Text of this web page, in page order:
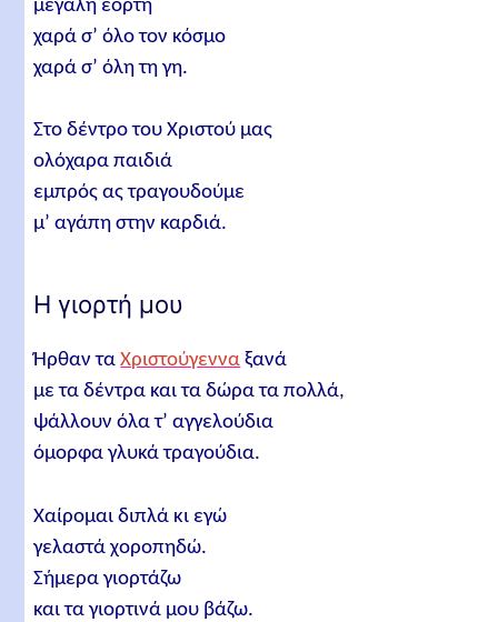
μεγάλη εορτή
χαρά σ’ όλο τον κόσμο
χαρά σ’ όλη τη γη.
Στο δέντρο του Χριστού μας
ολόχαρα παιδιά
εμπρός ας τραγουδούμε
μ’ αγάπη στην καρδιά.
Η γιορτή μου
Ήρθαν ταΧριστούγεννα ξανά
με τα δέντρα και τα δώρα τα πολλά,
ψάλλουν όλα τ’ αγγελούδια
όμορφα γλυκά τραγούδια.
Χαίρομαι διπλά κι εγώ
γελαστά χοροπηδώ.
Σήμερα γιορτάζω
και τα γιορτινά μου βάζω.